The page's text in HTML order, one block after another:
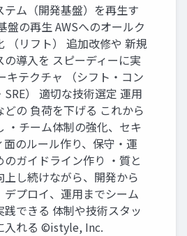
テム（開発基盤）を再生す
盤の再生 AWSへのオールク
（リフト） 追加改修や 新規
の導入を スピーディーに実
キテクチャ （シフト・コン
SRE） 適切な技術選定 運用
どの 負荷を下げる これから
・チーム体制の強化、セキ
面のルール作り、保守・運
のガイドライン作り ・質と
上し続けながら、開発から
デプロイ、運用までシーム
践できる 体制や技術スタッ
入れる ©istyle, Inc.